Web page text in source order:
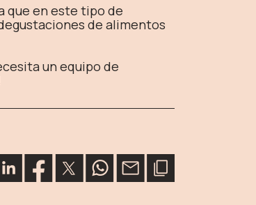
que en este tipo de
de alimentos
un equipo de